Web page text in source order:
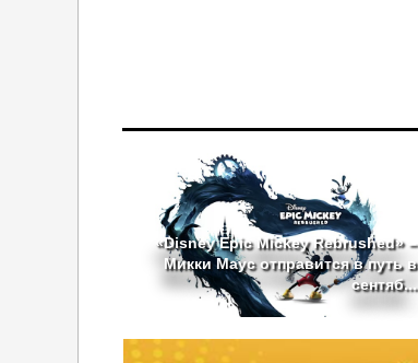
«Disney Epic Mickey Rebrushed» –
Микки Маус отправится в путь в
сентяб...